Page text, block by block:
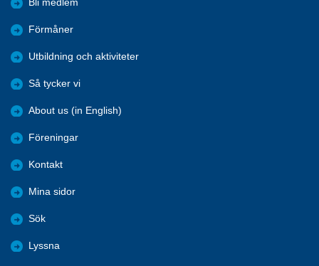
Bli medlem
Förmåner
Utbildning och aktiviteter
Så tycker vi
About us (in English)
Föreningar
Kontakt
Mina sidor
Sök
Lyssna